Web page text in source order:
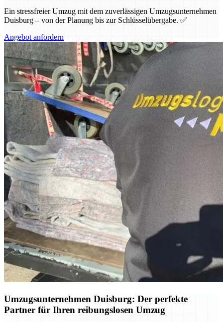
Ein stressfreier Umzug mit dem zuverlässigen Umzugsunternehmen
Duisburg – von der Planung bis zur Schlüsselübergabe. ✅
Angebot anfordern
Umzugsunternehmen Duisburg: Der perfekte
Partner für Ihren reibungslosen Umzug